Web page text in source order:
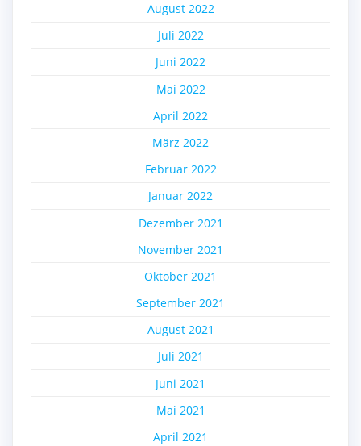
August 2022
Juli 2022
Juni 2022
Mai 2022
April 2022
März 2022
Februar 2022
Januar 2022
Dezember 2021
November 2021
Oktober 2021
September 2021
August 2021
Juli 2021
Juni 2021
Mai 2021
April 2021